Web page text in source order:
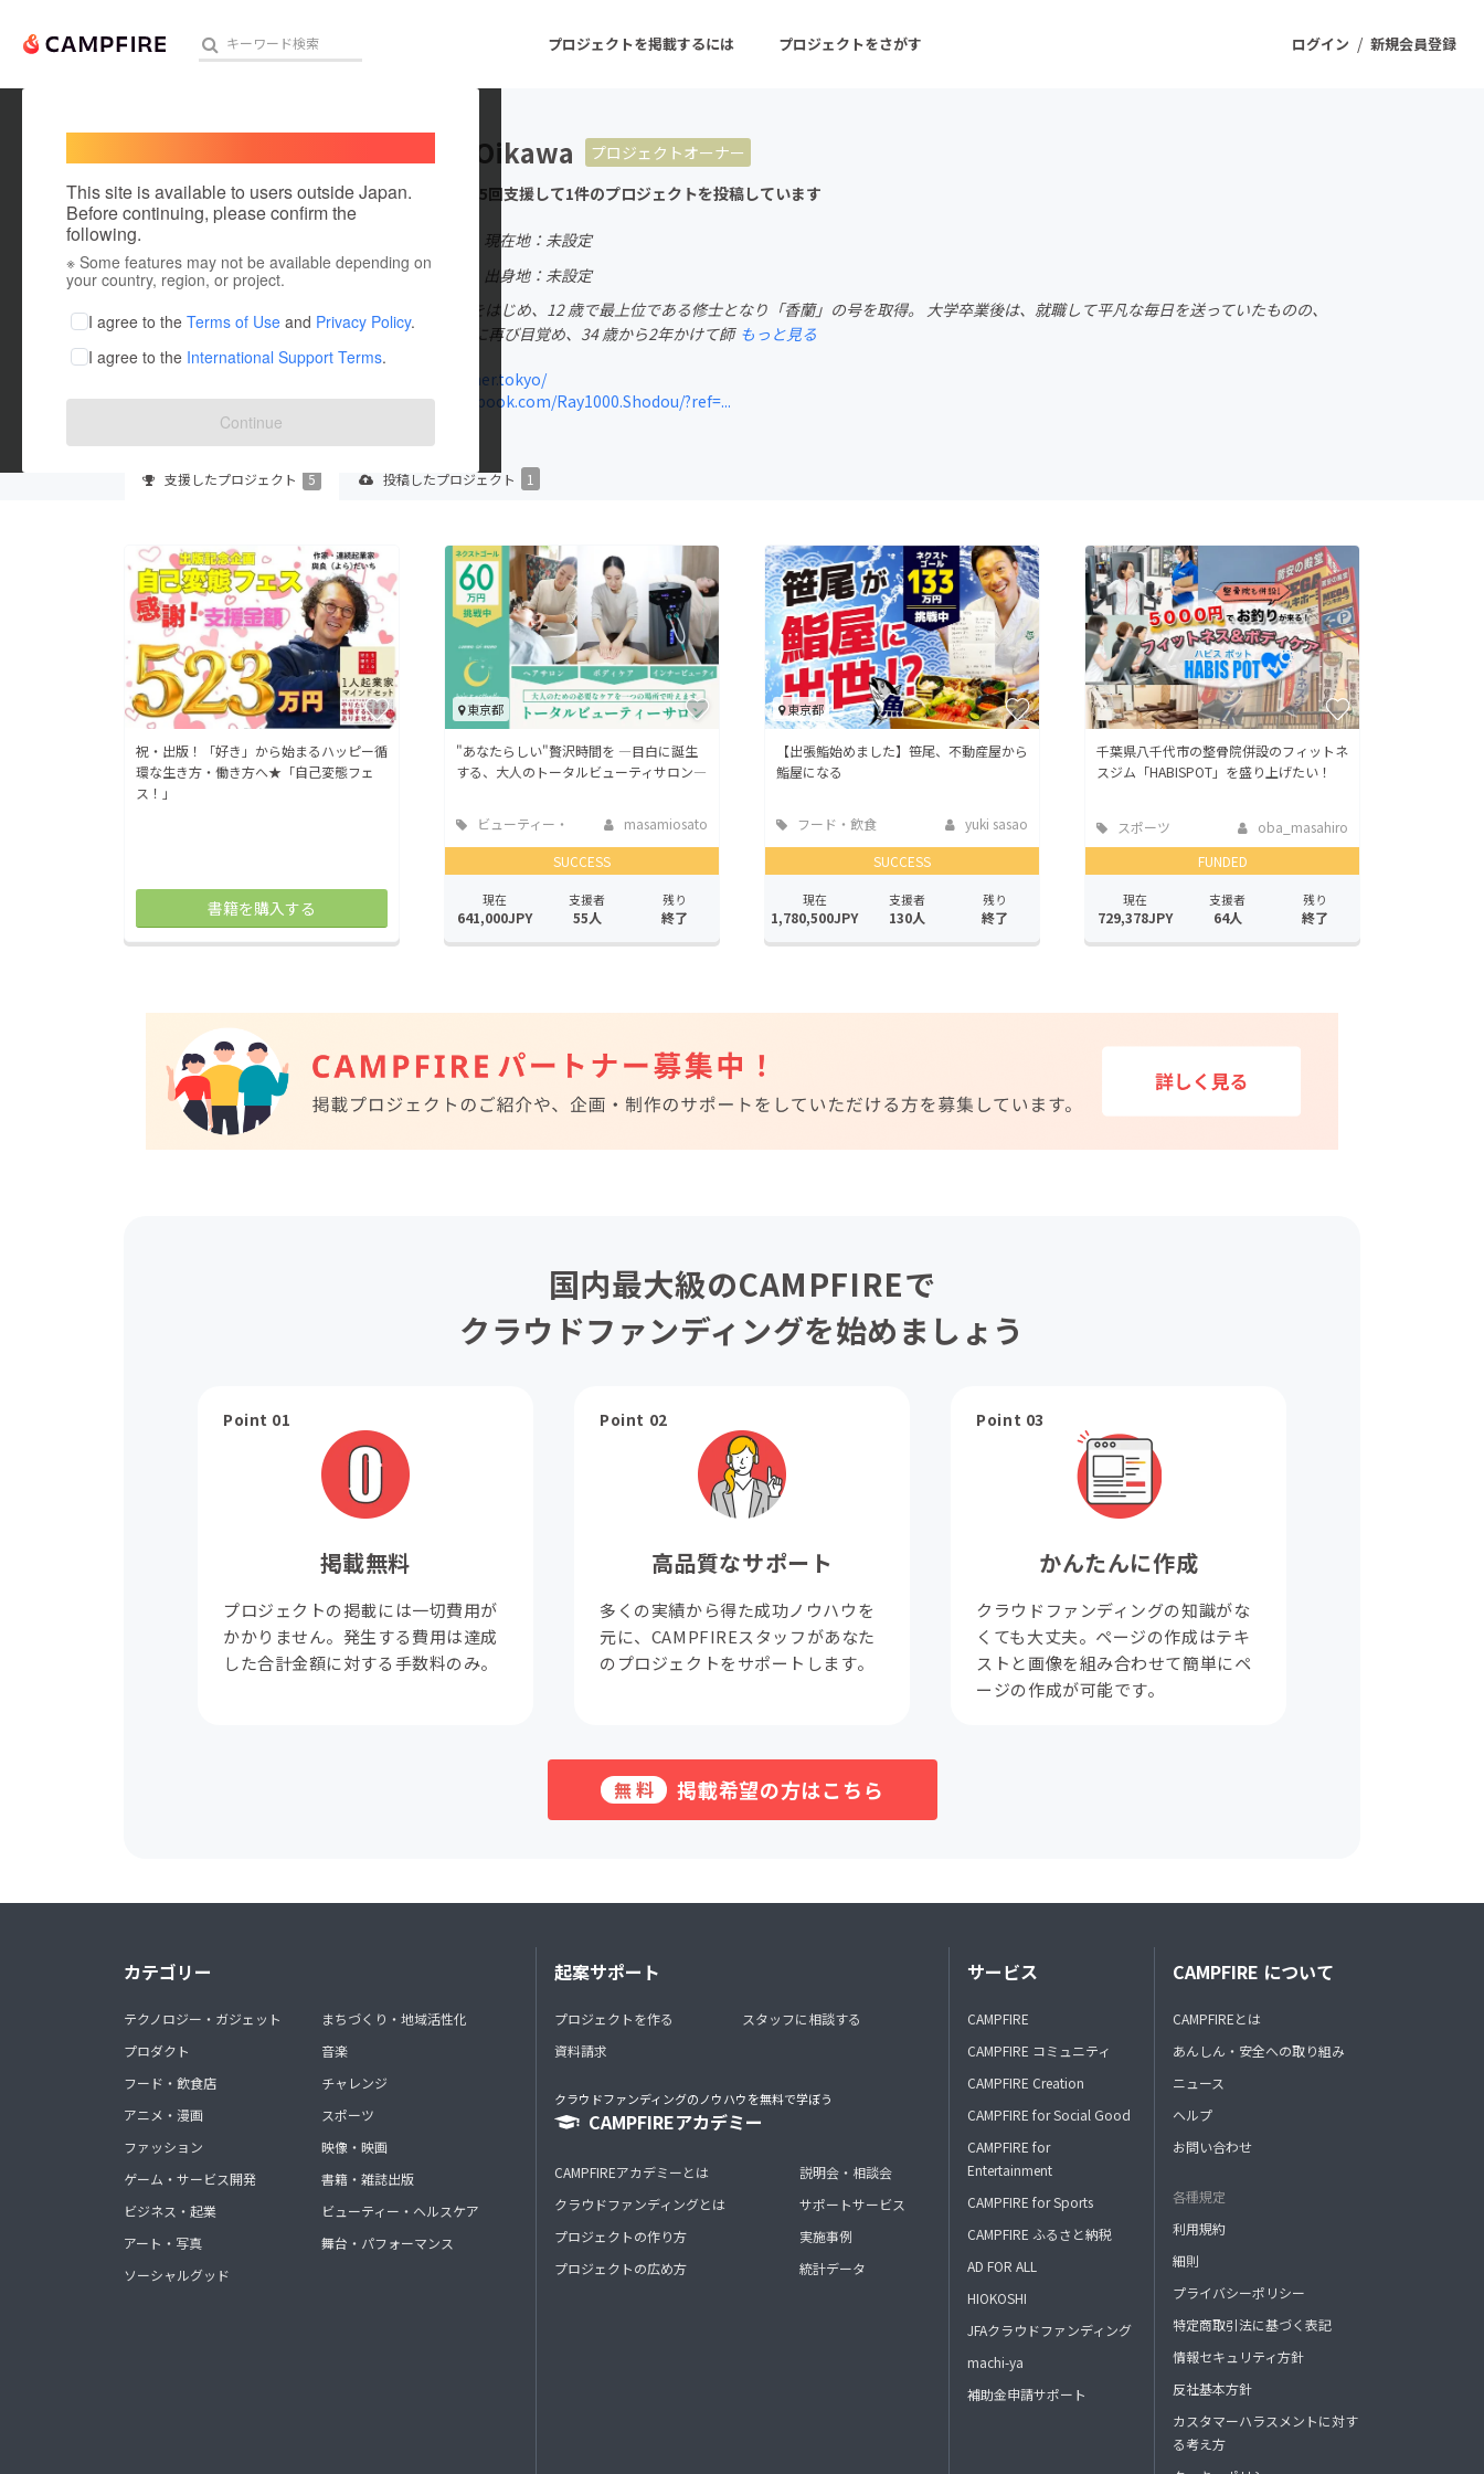
ログイン / 新規会員登録
プロジェクトを掲載するには プロジェクトをさがす
人気のプロジェクト 注目のリターン 注目の新着プロジェクト
アート・写真 音楽
テクノロジー・ガジェット
ゲーム・サービス開発 フード・飲食店
ファッション
映像・映画
ビジネス・起業
チャレンジ
まちづくり・地域活性化
CAMPFIREふるさと納税
machi-ya コミュニティ
This site is available to users outside Japan.
Before continuing, please confirm the
following.
※ Some features may not be available depending on
your country, region, or project.
I agree to the Terms of Use and Privacy Policy.
I agree to the International Support Terms.
Continue
Reisen Oikawa
プロジェクトオーナー
これまでに5回支援して1件のプロジェクトを投稿しています
現在地：未設定
出身国：日本
出身地：未設定
5 歳から書道をはじめ、12 歳で最上位である修士となり「香蘭」の号を取得。 大学卒業後は、就職して平凡な毎日を送っていたものの、
「書」の魅力に再び目覚め、34 歳から2年かけて師 もっと見る
calligrapher.tokyo/
www.facebook.com/Ray1000.Shodou/?ref=...
支援したプロジェクト 5 投稿したプロジェクト 1
祝・出版！「好き」から始まるハッピー循
環な生き方・働き方へ★「自己変態フェ
ス！」
書籍を購入する
東京都
"あなたらしい"贅沢時間を ―目白に誕生
する、大人のトータルビューティサロン―
ビューティー・
ヘルスケア
masamiosato
SUCCESS
現在
641,000JPY
支援者
55人
残り
終了
東京都
【出張鮨始めました】笹尾、不動産屋から
鮨屋になる
フード・飲食
店
yuki sasao
SUCCESS
現在
1,780,500JPY
支援者
130人
残り
終了
千葉県八千代市の整骨院併設のフィットネ
スジム「HABISPOT」を盛り上げたい！
スポーツ
oba_masahiro
FUNDED
現在
729,378JPY
支援者
64人
残り
終了
国内最大級のCAMPFIREで
クラウドファンディングを始めましょう
Point 01
掲載無料
プロジェクトの掲載には一切費用が
かかりません。発生する費用は達成
した合計金額に対する手数料のみ。
Point 02
高品質なサポート
多くの実績から得た成功ノウハウを
元に、CAMPFIREスタッフがあなた
のプロジェクトをサポートします。
Point 03
かんたんに作成
クラウドファンディングの知識がな
くても大丈夫。ページの作成はテキ
ストと画像を組み合わせて簡単にペ
ージの作成が可能です。
無料 掲載希望の方はこちら
カテゴリー
テクノロジー・ガジェット
プロダクト
フード・飲食店
アニメ・漫画
ファッション
ゲーム・サービス開発
ビジネス・起業
アート・写真
ソーシャルグッド
まちづくり・地域活性化
音楽
チャレンジ
スポーツ
映像・映画
書籍・雑誌出版
ビューティー・ヘルスケア
舞台・パフォーマンス
起案サポート
プロジェクトを作る
資料請求
スタッフに相談する
クラウドファンディングのノウハウを無料で学ぼう
CAMPFIREアカデミー
CAMPFIREアカデミーとは
クラウドファンディングとは
プロジェクトの作り方
プロジェクトの広め方
説明会・相談会
サポートサービス
実施事例
統計データ
サービス
CAMPFIRE
CAMPFIRE コミュニティ
CAMPFIRE Creation
CAMPFIRE for Social Good
CAMPFIRE for
Entertainment
CAMPFIRE for Sports
CAMPFIRE ふるさと納税
AD FOR ALL
HIOKOSHI
JFAクラウドファンディング
machi-ya
補助金申請サポート
CAMPFIRE について
CAMPFIREとは
あんしん・安全への取り組み
ニュース
ヘルプ
お問い合わせ
各種規定
利用規約
細則
プライバシーポリシー
特定商取引法に基づく表記
情報セキュリティ方針
反社基本方針
カスタマーハラスメントに対す
る考え方